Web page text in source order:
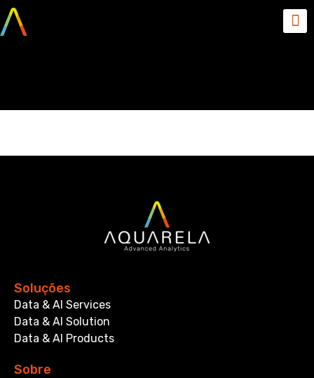
Soluções
Data & AI Services
Data & AI Solution
Data & AI Products
Sobre